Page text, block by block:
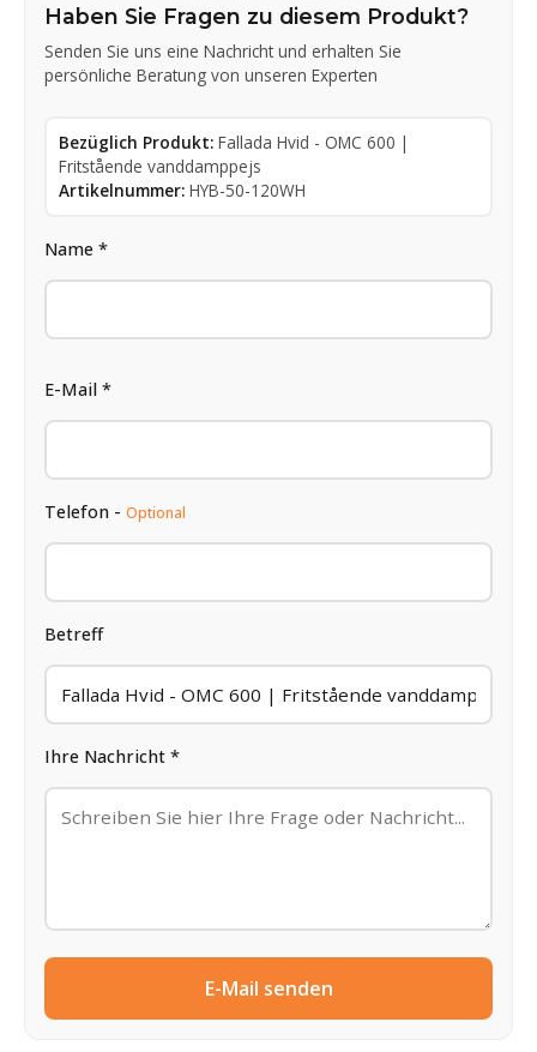
Haben Sie Fragen zu diesem Produkt?
Senden Sie uns eine Nachricht und erhalten Sie
persönliche Beratung von unseren Experten
Bezüglich Produkt: Fallada Hvid - OMC 600 |
Fritstående vanddamppejs
Artikelnummer: HYB-50-120WH
Name *
E-Mail *
Telefon - Optional
Betreff
Ihre Nachricht *
E-Mail senden